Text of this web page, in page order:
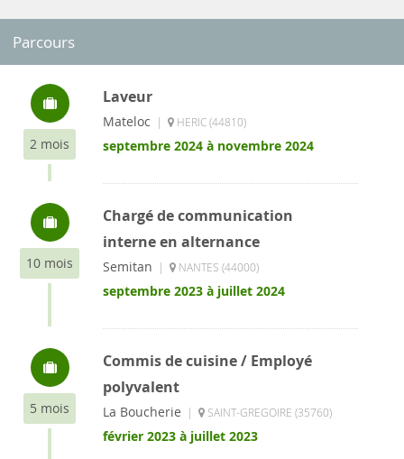
Parcours
2 mois
Laveur
Mateloc | HERIC (44810)
septembre 2024 à novembre 2024
10 mois
Chargé de communication
interne en alternance
Semitan | NANTES (44000)
septembre 2023 à juillet 2024
5 mois
Commis de cuisine / Employé
polyvalent
La Boucherie | SAINT-GREGOIRE (35760)
février 2023 à juillet 2023